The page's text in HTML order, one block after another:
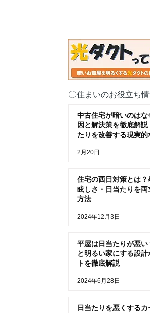
〇住まいのお役立ち
中古住宅が暗いのはな
因と解決策を徹底解説
たりを改善する現実的
2月20日
住宅の西日対策とは？
眩しさ・日当たりを両
方法
2024年12月3日
平屋は日当たりが悪い
と明るい家にする設計
トを徹底解説
2024年6月28日
日当たりを悪くするカ